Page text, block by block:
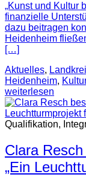
„Kunst und Kultur
finanzielle
dazu beitragen
Heidenheim
[…]
Aktuelles,
Heidenheim, Kultur
weiterlesen
Qualifikation,
Clara
„Ein